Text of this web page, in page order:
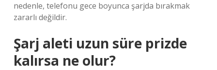
nedenle, telefonu gece boyunca şarjda bırakmak
zararlı değildir.
Şarj aleti uzun süre prizde
kalırsa ne olur?